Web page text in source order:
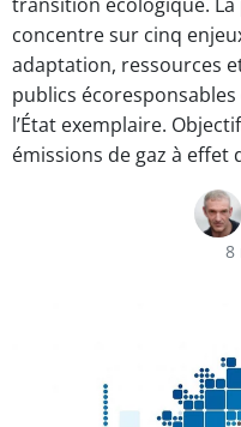
concentre sur cinq
adaptation, ressources
publics
l’État exemplaire.
émissions de gaz à effet
8